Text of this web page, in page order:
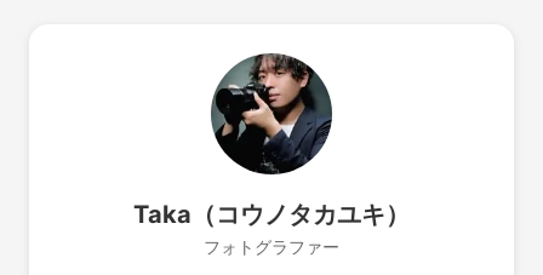
Taka（コウノタカユキ）
フォトグラファー